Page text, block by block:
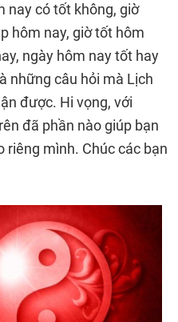
nay có tốt không, giờ
hôm nay, giờ tốt hôm
ngày hôm nay tốt hay
những câu hỏi mà Lịch
được. Hi vọng, với
đã phần nào giúp bạn
mình. Chúc các bạn